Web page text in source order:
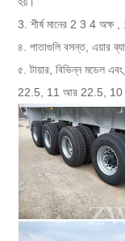
3. শীর্ষ মানের 2 3 4 অক্ষ,
৪. পাতাগুলি বসন্ত, এয়ার
৫. টায়ার, বিভিন্ন মডেল এবং
22.5, 11 আর 22.5, 10